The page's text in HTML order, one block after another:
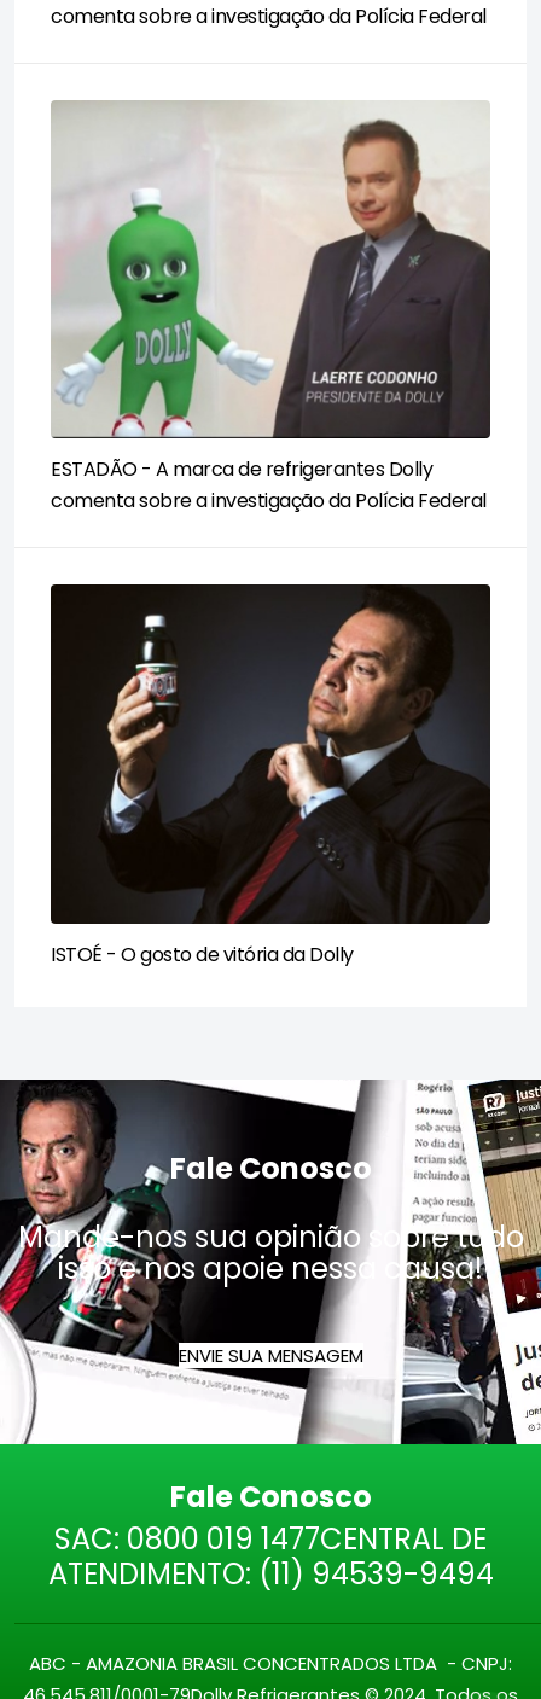
comenta sobre a investigação da Polícia Federal
ESTADÃO - A marca de refrigerantes Dolly
comenta sobre a investigação da Polícia Federal
ISTOÉ - O gosto de vitória da Dolly​
Fale Conosco
Mande-nos sua opinião sobre tudo
isso e nos apoie nessa causa!
ENVIE SUA MENSAGEM
Fale Conosco
SAC: 0800 019 1477CENTRAL DE
ATENDIMENTO: (11) 94539-9494
ABC - AMAZONIA BRASIL CONCENTRADOS LTDA - CNPJ: